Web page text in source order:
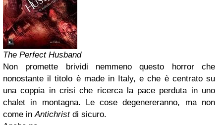
The Perfect Husband
Non promette brividi nemmeno questo horror che
nonostante il titolo è made in Italy, e che è centrato su
una coppia in crisi che ricerca la pace perduta in uno
chalet in montagna. Le cose degenereranno, ma non
come inAntichrist di sicuro.